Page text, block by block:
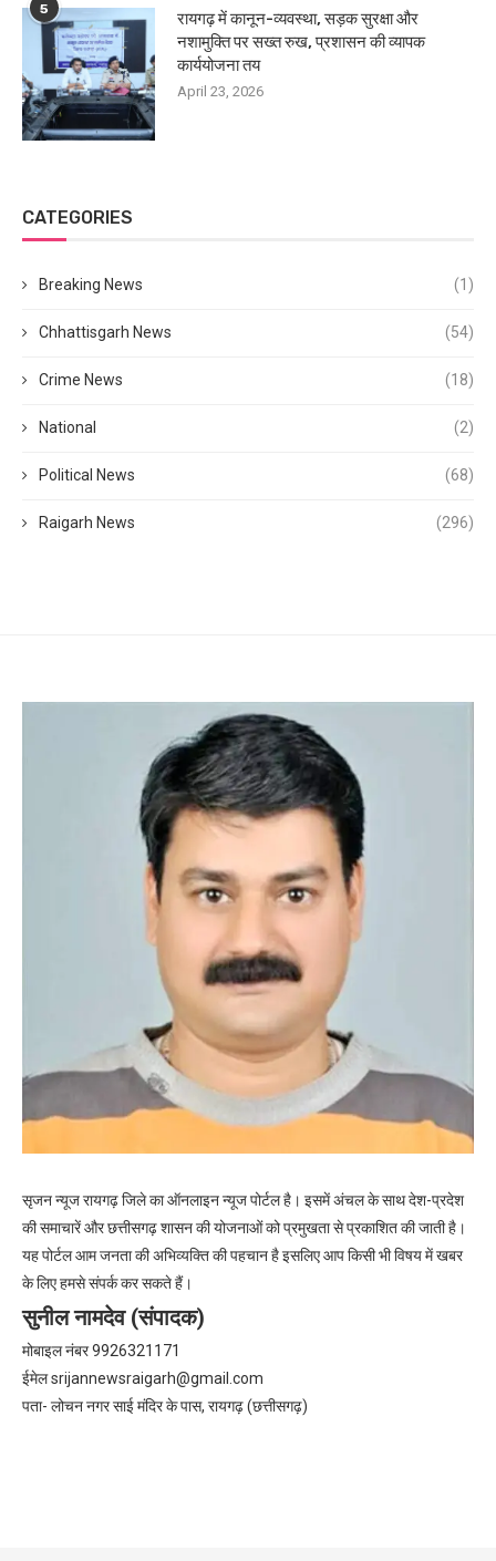
5
रायगढ़ में कानून-व्यवस्था, सड़क सुरक्षा और
नशामुक्ति पर सख्त रुख, प्रशासन की व्यापक
कार्ययोजना तय
April 23, 2026
CATEGORIES
Breaking News (1)
Chhattisgarh News (54)
Crime News (18)
National (2)
Political News (68)
Raigarh News (296)
सृजन न्यूज रायगढ़ जिले का ऑनलाइन न्यूज पोर्टल है। इसमें अंचल के साथ देश-प्रदेश
की समाचारें और छत्तीसगढ़ शासन की योजनाओं को प्रमुखता से प्रकाशित की जाती है।
यह पोर्टल आम जनता की अभिव्यक्ति की पहचान है इसलिए आप किसी भी विषय में खबर
के लिए हमसे संपर्क कर सकते हैं।
सुनील नामदेव (संपादक)
मोबाइल नंबर 9926321171
ईमेलsrijannewsraigarh@gmail.com
पता- लोचन नगर साई मंदिर के पास, रायगढ़ (छत्तीसगढ़)